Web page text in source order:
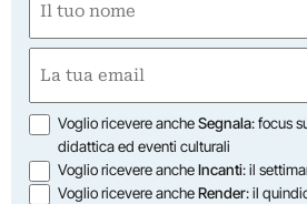
(Required)
First
(Required)
Opzioni
Voglio ricevere ancheSegnala: focus
didattica ed eventi culturali
Voglio ricevere ancheIncanti: il
Voglio ricevere ancheRender: il